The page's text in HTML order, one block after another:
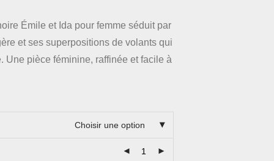
Émile et Ida pour femme séduit par
et ses superpositions de volants qui
Une pièce féminine, raffinée et facile à
Choisir une option